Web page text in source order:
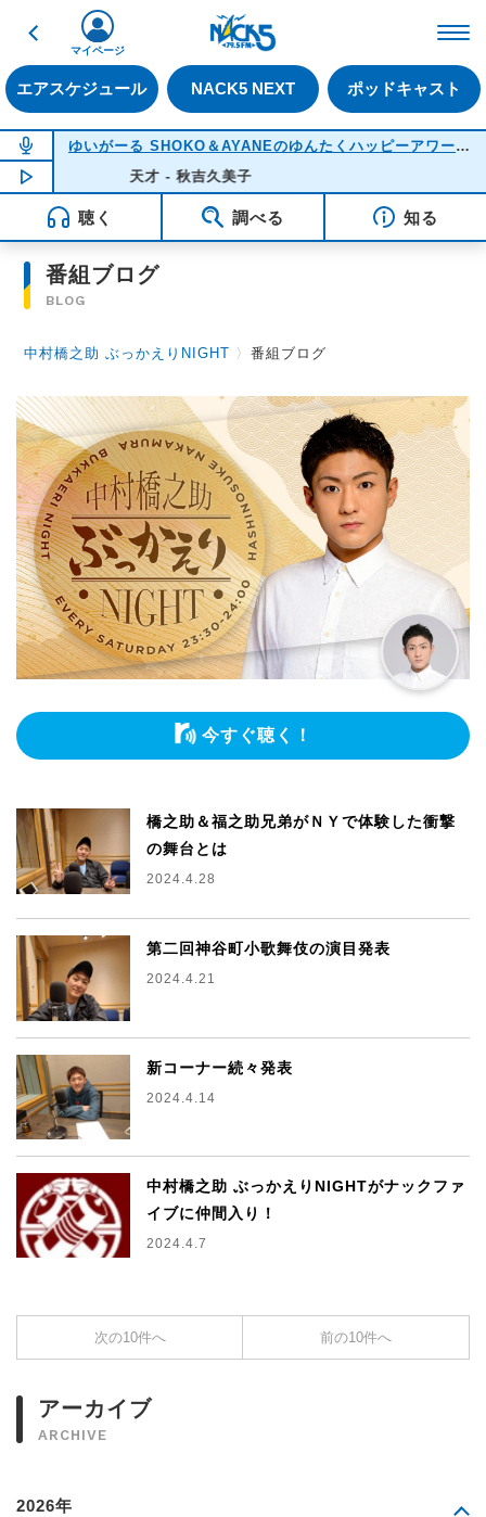
戻る
エアスケジュール NACK5 NEXT ポッドキャスト
マイページ
NOW ON AIR ゆいがーる SHOKO＆AYANEのゆんたくハッピーアワー
NOW PLAYING 21:51
天才 - 秋吉久美子
聴く 調べる 知る
番組ブログ
BLOG
中村橋之助 ぶっかえりNIGHT 〉番組ブログ
今すぐ聴く！
橋之助＆福之助兄弟がＮＹで体験した衝撃
の舞台とは
2024.4.28
第二回神谷町小歌舞伎の演目発表
2024.4.21
新コーナー続々発表
2024.4.14
中村橋之助 ぶっかえりNIGHTがナックファ
イブに仲間入り！
2024.4.7
次の10件へ 前の10件へ
アーカイブ
ARCHIVE
2026年